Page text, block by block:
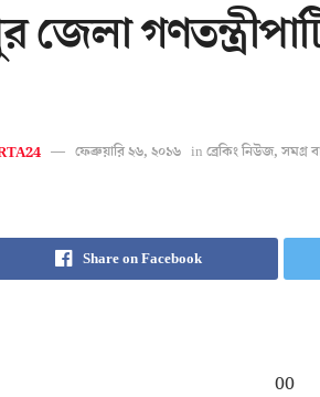
জেলা
ফেব্রুয়ারি ২৬, ২০১৬ in ব্রেকিং নিউজ, সমগ্র
Share on Facebook